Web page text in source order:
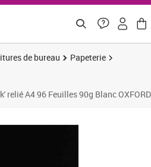
de bureau
Papeterie
relié A4 96 Feuilles 90g Blanc OXFORD